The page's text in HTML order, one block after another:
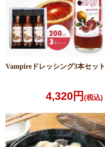
Vampireドレッシング3本セット
4,320円(税込)